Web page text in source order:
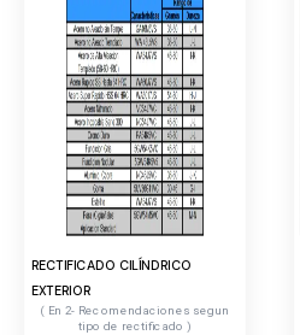
RECTIFICADO CILÍNDRICO
EXTERIOR
2- Recomendaciones segun
tipo de rectificado